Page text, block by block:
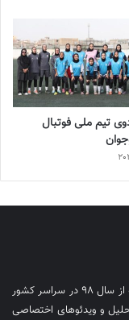
تیم ملی فوتبال
روزنامه فوتبالز، روزنامه ای ورزشی چاپ صبح است که از سال ۹۸ در سراسر کشور
و ویدئوهای اختصاصی